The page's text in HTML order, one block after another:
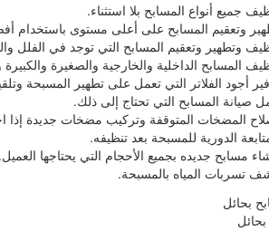
جميع أنواع المسابح بلا استثناء.
وتعقيم المسابح على أعلى مستوى باستخدام
وتطهير وتعقيم المسابح التي توجد في الفلل
المسابح الداخلية والخارجية والصغيرة
أجود الفلاتر التي تعمل على تطهير المسبحة
صيانة المسابح التي تحتاج إلى ذلك.
المضخات المتوقفة وتركيب مضخات جديدة إذا
الدورية للمسبحة بعد تنظيفه.
مسابح جديده بجميع الأحجام التي يحتاجها العميل.
تسربات المياه بالمسبحة.